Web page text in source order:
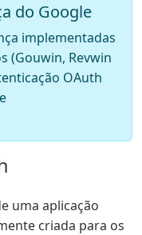
do Google
implementadas
(Gouwin, Revwin
OAuth
uma aplicação
criada para os